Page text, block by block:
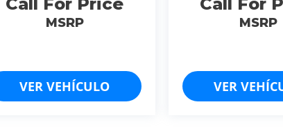
LTS 4 CIL
MSRP
VER VEHÍCULO
�
MSRP
VER